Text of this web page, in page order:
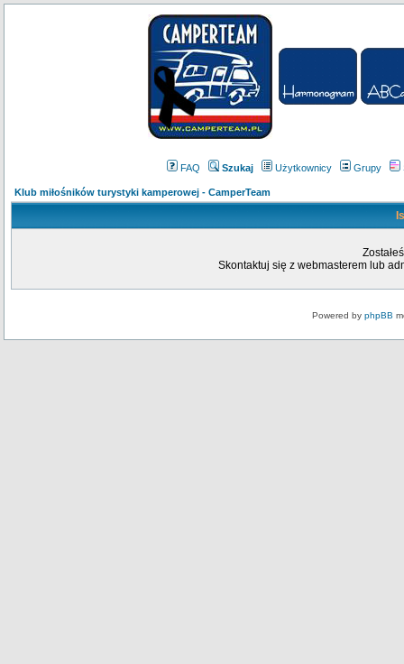
FAQ Szukaj Użytkownicy Grupy
Klub miłośników turystyki kamperowej - CamperTeam
Skontaktuj się z webmasterem lub
Powered by phpBB